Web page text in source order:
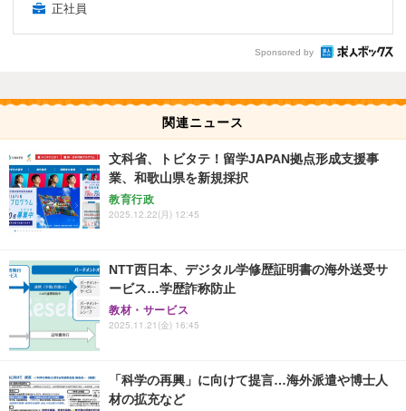
正社員
Sponsored by
関連ニュース
文科省、トビタテ！留学JAPAN拠点形成支援事
業、和歌山県を新規採択
教育行政
2025.12.22(月) 12:45
NTT西日本、デジタル学修歴証明書の海外送受サ
ービス…学歴詐称防止
教材・サービス
2025.11.21(金) 16:45
「科学の再興」に向けて提言…海外派遣や博士人
材の拡充など